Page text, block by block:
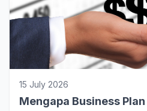
15 July 2026
Mengapa Business